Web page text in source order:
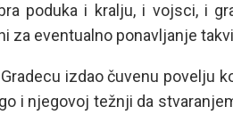
poduka i kralju, i vojsci, i
za eventualno ponavljanje
izdao čuvenu povelju
i njegovoj težnji da